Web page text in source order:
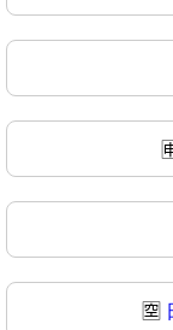
🈳